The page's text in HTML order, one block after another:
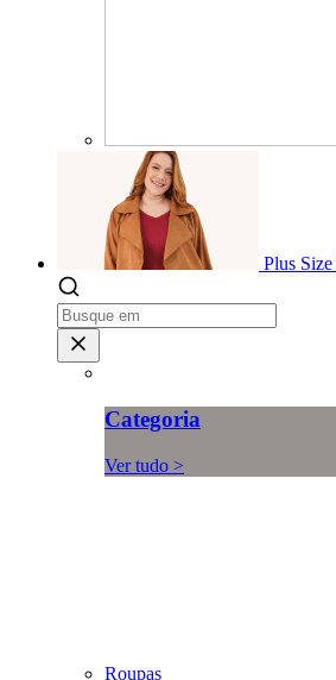
Plus Size
Categoria
Ver tudo >
Roupas